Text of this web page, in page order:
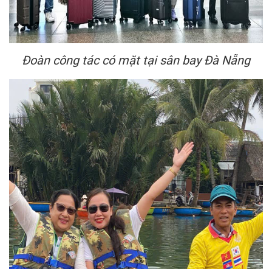
Đoàn công tác có mặt tại sân bay Đà Nẵng